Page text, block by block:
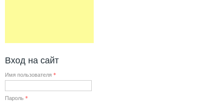
Вход на сайт
Имя пользователя *
Пароль *